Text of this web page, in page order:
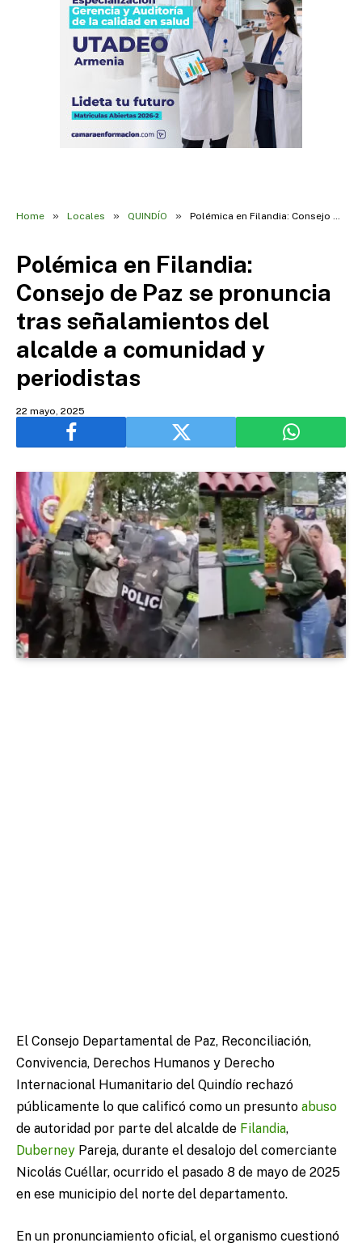
Home » Locales » QUINDÍO » Polémica en Filandia: Consejo de Paz se pronuncia tras señalamientos del alcalde a comunidad y periodistas
Polémica en Filandia:
Consejo de Paz se pronuncia
tras señalamientos del
alcalde a comunidad y
periodistas
22 mayo, 2025
El Consejo Departamental de Paz, Reconciliación,
Convivencia, Derechos Humanos y Derecho
Internacional Humanitario del Quindío rechazó
públicamente lo que calificó como un presunto abuso
de autoridad por parte del alcalde de Filandia,
Duberney Pareja, durante el desalojo del comerciante
Nicolás Cuéllar, ocurrido el pasado 8 de mayo de 2025
en ese municipio del norte del departamento.
En un pronunciamiento oficial, el organismo cuestionó